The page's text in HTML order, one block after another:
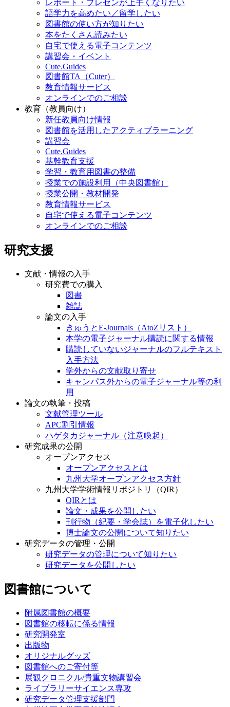
レポート・プレゼンが上手くなりたい
語学力を高めたい／留学したい
図書館の使い方が知りたい
本をたくさん読みたい
自宅で使える電子コンテンツ
講習会・イベント
Cute.Guides
図書館TA（Cuter）
教育情報サービス
オンラインでのご相談
教育（教員向け）
新任教員向け情報
図書館を活用したアクティブラーニング
講習会
Cute.Guides
基幹教育支援
学習・教育用図書の整備
授業での施設利用（中央図書館）
授業公開・教材開発
教育情報サービス
自宅で使える電子コンテンツ
オンラインでのご相談
研究支援
文献・情報の入手
研究費での購入
図書
雑誌
論文の入手
きゅうとE-Journals（AtoZリスト）
本学の電子ジャーナル購読に関する情報
購読していないジャーナルのフルテキスト
入手方法
学外からの文献取り寄せ
キャンパス外からの電子ジャーナル等の利
用
論文の執筆・投稿
文献管理ツール
APC割引情報
ハゲタカジャーナル（注意喚起）
研究成果の公開
オープンアクセス
オープンアクセスとは
九州大学オープンアクセス方針
九州大学学術情報リポジトリ（QIR）
QIRとは
論文・成果を公開したい
刊行物（紀要・学会誌）を電子化したい
博士論文の公開について知りたい
研究データの管理・公開
研究データの管理について知りたい
研究データを公開したい
図書館について
附属図書館の概要
図書館の移転に係る情報
研究開発室
出版物
オリジナルグッズ
図書館へのご寄付等
展観クロニクル/貴重文物講習会
ライブラリーサイエンス専攻
研究データ管理支援部門